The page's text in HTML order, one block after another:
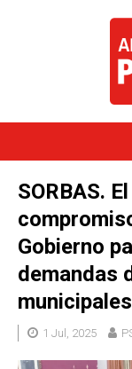
SORBAS.
Gobierno
demandas
municipales
1 Jul, 2025